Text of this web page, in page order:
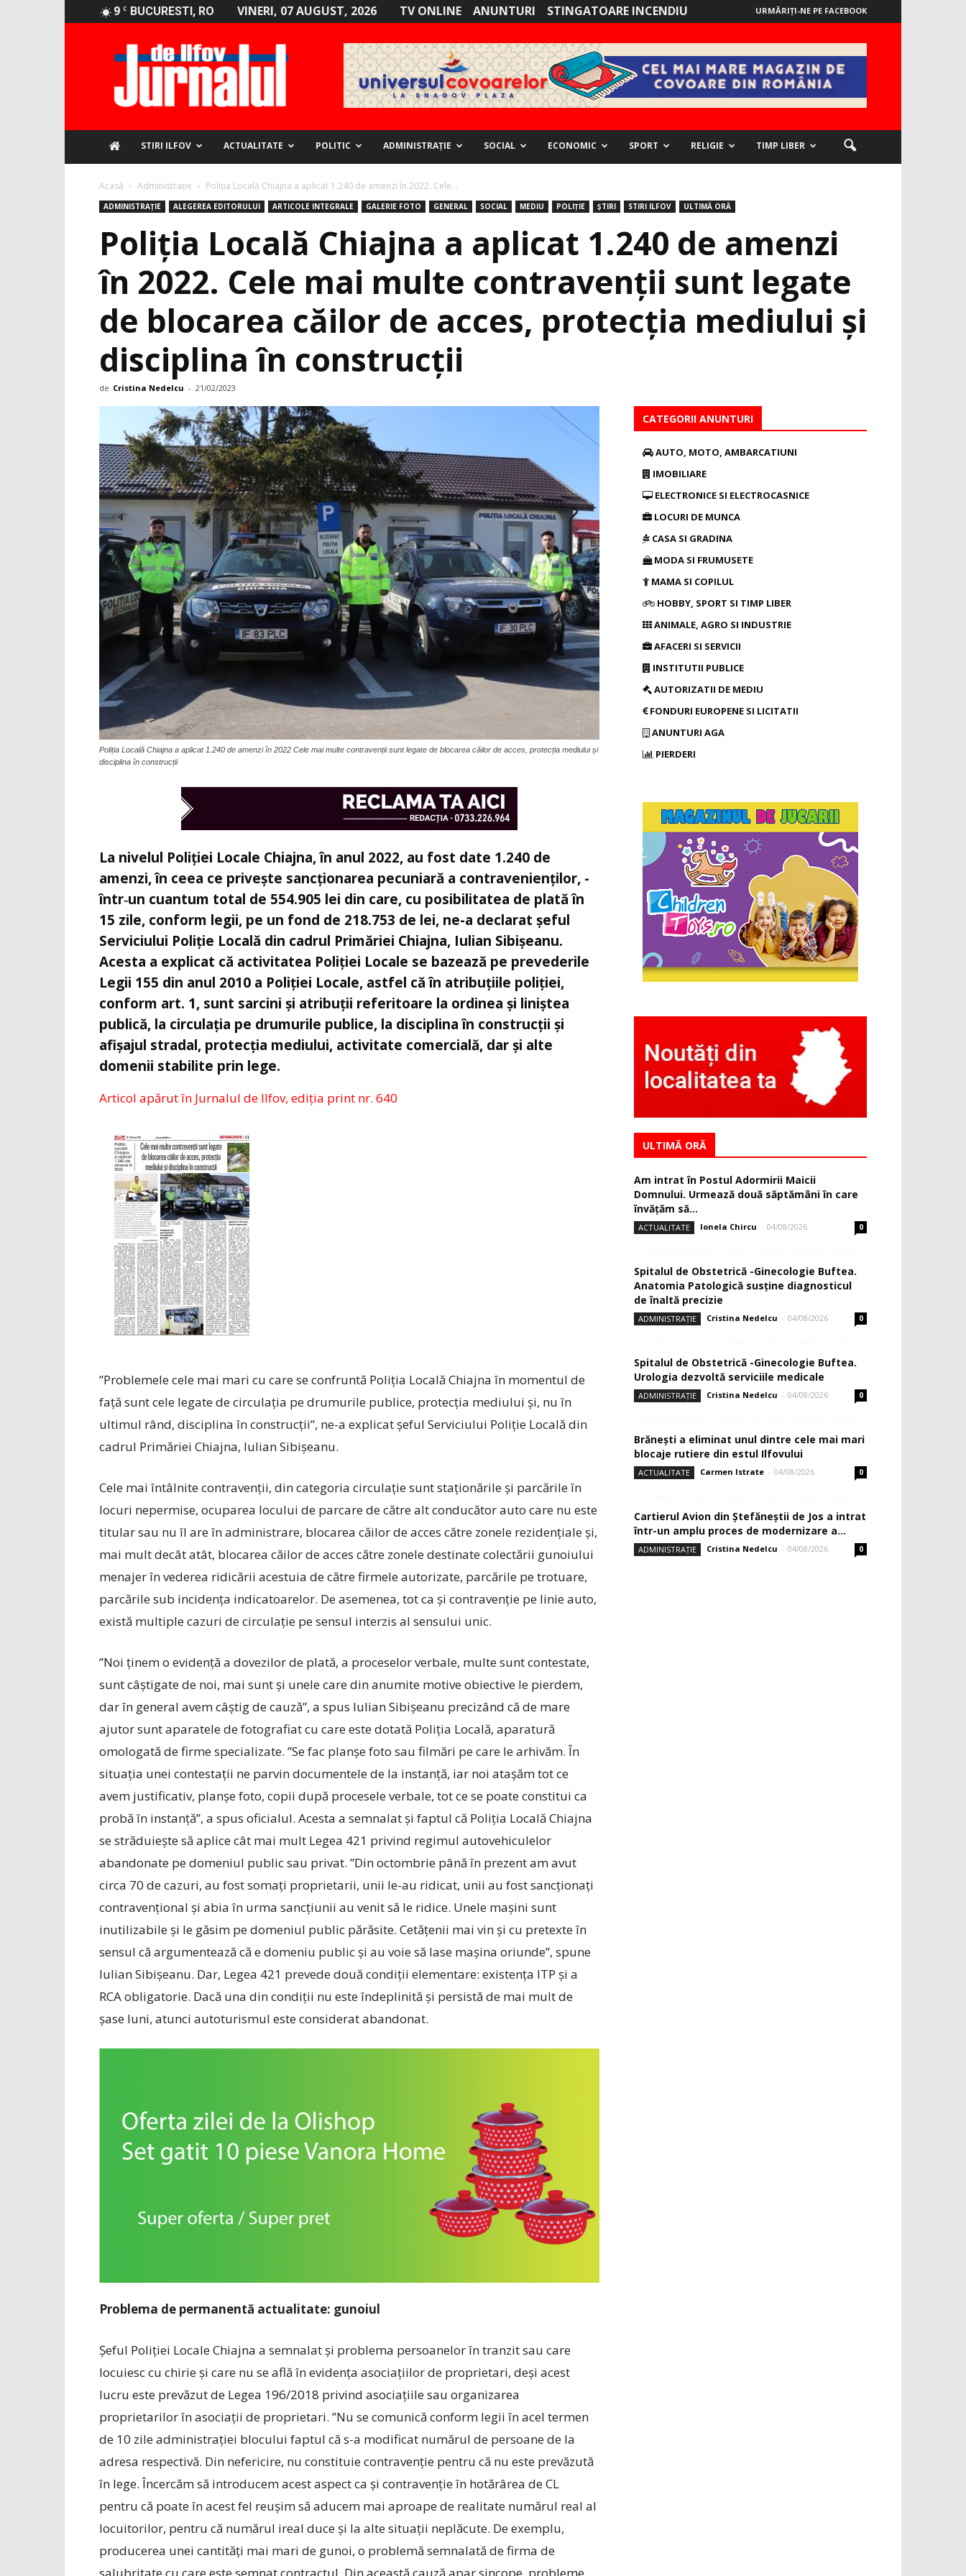
9 C BUCURESTI, RO VINERI, 07 AUGUST, 2026 TV ONLINE ANUNTURI STINGATOARE INCENDIU URMĂRIȚI-NE PE FACEBOOK
STIRI ILFOV ACTUALITATE POLITIC ADMINISTRAȚIE SOCIAL ECONOMIC SPORT RELIGIE TIMP LIBER
Acasă Administrație Poliția Locală Chiajna a aplicat 1.240 de amenzi în 2022. Cele...
ADMINISTRAȚIE ALEGEREA EDITORULUI ARTICOLE INTEGRALE GALERIE FOTO GENERAL SOCIAL MEDIU POLIȚIE ȘTIRI STIRI ILFOV ULTIMĂ ORĂ
Poliția Locală Chiajna a aplicat 1.240 de amenzi
în 2022. Cele mai multe contravenții sunt legate
de blocarea căilor de acces, protecția mediului și
disciplina în construcții
de Cristina Nedelcu - 21/02/2023
Poliția Locală Chiajna a aplicat 1.240 de amenzi în 2022 Cele mai multe contravenții sunt legate de blocarea căilor de acces, protecția mediului și
disciplina în construcții
La nivelul Poliției Locale Chiajna, în anul 2022, au fost date 1.240 de
amenzi, în ceea ce privește sancționarea pecuniară a contravenienților, ­
într‑un cuantum total de 554.905 lei din care, cu posibilitatea de plată în
15 zile, conform legii, pe un fond de 218.753 de lei, ne-a declarat șeful
Serviciului Poliție Locală din cadrul Primăriei Chiajna, Iulian Sibișeanu.
Acesta a explicat că activitatea Poliției Locale se bazează pe prevederile
Legii 155 din anul 2010 a Poliției Locale, astfel că în atribuțiile poliției,
conform art. 1, sunt sarcini și atribuții referitoare la ordinea și liniștea
publică, la circulația pe drumurile publice, la disciplina în construcții și
afișajul stradal, protecția mediului, activitate comercială, dar și alte
domenii stabilite prin lege.
Articol apărut în Jurnalul de Ilfov, ediția print nr. 640
”Problemele cele mai mari cu care se confruntă Poliția Locală Chiajna în momentul de
față sunt cele legate de circulația pe drumurile publice, protecția mediului și, nu în
ultimul rând, disciplina în construcții”, ne-a explicat șeful Serviciului Poliție Locală din
cadrul Primăriei Chiajna, Iulian Sibișeanu.
Cele mai întâlnite contravenții, din categoria circulație sunt staționările și parcările în
locuri nepermise, ocuparea locului de parcare de către alt conducător auto care nu este
titular sau nu îl are în administrare, blocarea căilor de acces către zonele rezidențiale și,
mai mult decât atât, blocarea căilor de acces către zonele destinate colectării gunoiului
menajer în vederea ridicării acestuia de către firmele autorizate, parcările pe trotuare,
parcările sub incidența indicatoarelor. De asemenea, tot ca și contravenție pe linie auto,
există multiple cazuri de circulație pe sensul interzis al sensului unic.
”Noi ținem o evidență a dovezilor de plată, a proceselor verbale, multe sunt contestate,
sunt câștigate de noi, mai sunt și unele care din anumite motive obiective le pierdem,
dar în general avem câștig de cauză”, a spus Iulian Sibișeanu precizând că de mare
ajutor sunt aparatele de fotografiat cu care este dotată Poliția Locală, aparatură
omologată de firme specializate. ”Se fac planșe foto sau filmări pe care le arhivăm. În
situația unei contestații ne parvin documentele de la instanță, iar noi atașăm tot ce
avem justificativ, planșe foto, copii după procesele verbale, tot ce se poate constitui ca
probă în instanță”, a spus oficialul. Acesta a semnalat și faptul că Poliția Locală Chiajna
se străduiește să aplice cât mai mult Legea 421 privind regimul autovehiculelor
abandonate pe domeniul public sau privat. ”Din octombrie până în prezent am avut
circa 70 de cazuri, au fost somați proprietarii, unii le-au ridicat, unii au fost sancționați
contravențional și abia în urma sancțiunii au venit să le ridice. Unele mașini sunt
inutilizabile și le găsim pe domeniul public părăsite. Cetățenii mai vin și cu pretexte în
sensul că argumentează că e domeniu public și au voie să lase mașina oriunde”, spune
Iulian Sibișeanu. Dar, Legea 421 prevede două condiții elementare: existența ITP și a
RCA obligatorie. Dacă una din condiții nu este îndeplinită și persistă de mai mult de
șase luni, atunci autoturismul este considerat abandonat.
Problema de permanentă actualitate: gunoiul
Șeful Poliției Locale Chiajna a semnalat și problema persoanelor în tranzit sau care
locuiesc cu chirie și care nu se află în evidența asociațiilor de proprietari, deși acest
lucru este prevăzut de Legea 196/2018 privind asociațiile sau organizarea
proprietarilor în asociații de proprietari. ”Nu se comunică conform legii în acel termen
de 10 zile administrației blocului faptul că s-a modificat numărul de persoane de la
adresa respectivă. Din nefericire, nu constituie contravenție pentru că nu este prevăzută
în lege. Încercăm să introducem acest aspect ca și contravenție în hotărârea de CL
pentru că poate în acest fel reușim să aducem mai aproape de realitate numărul real al
locuitorilor, pentru că numărul ireal duce și la alte situații neplăcute. De exemplu,
producerea unei cantități mai mari de gunoi, o problemă semnalată de firma de
CATEGORII ANUNTURI
AUTO, MOTO, AMBARCATIUNI
IMOBILIARE
ELECTRONICE SI ELECTROCASNICE
LOCURI DE MUNCA
CASA SI GRADINA
MODA SI FRUMUSETE
MAMA SI COPILUL
HOBBY, SPORT SI TIMP LIBER
ANIMALE, AGRO SI INDUSTRIE
AFACERI SI SERVICII
INSTITUTII PUBLICE
AUTORIZATII DE MEDIU
FONDURI EUROPENE SI LICITATII
ANUNTURI AGA
PIERDERI
ULTIMĂ ORĂ
Am intrat în Postul Adormirii Maicii
Domnului. Urmează două săptămâni în care
învăţăm să...
ACTUALITATE Ionela Chircu - 04/08/2026 0
Spitalul de Obstetrică -Ginecologie Buftea.
Anatomia Patologică susţine diagnosticul
de înaltă precizie
ADMINISTRAȚIE Cristina Nedelcu - 04/08/2026 0
Spitalul de Obstetrică -Ginecologie Buftea.
Urologia dezvoltă serviciile medicale
ADMINISTRAȚIE Cristina Nedelcu - 04/08/2026 0
Brănești a eliminat unul dintre cele mai mari
blocaje rutiere din estul Ilfovului
ACTUALITATE Carmen Istrate - 04/08/2026 0
Cartierul Avion din Ştefăneştii de Jos a intrat
într-un amplu proces de modernizare a...
ADMINISTRAȚIE Cristina Nedelcu - 04/08/2026 0